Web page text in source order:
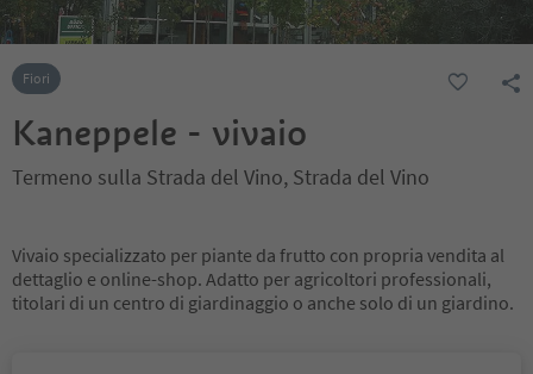
Fiori
Kaneppele - vivaio
Termeno sulla Strada del Vino, Strada del Vino
Vivaio specializzato per piante da frutto con propria vendita al
dettaglio e online-shop. Adatto per agricoltori professionali,
titolari di un centro di giardinaggio o anche solo di un giardino.